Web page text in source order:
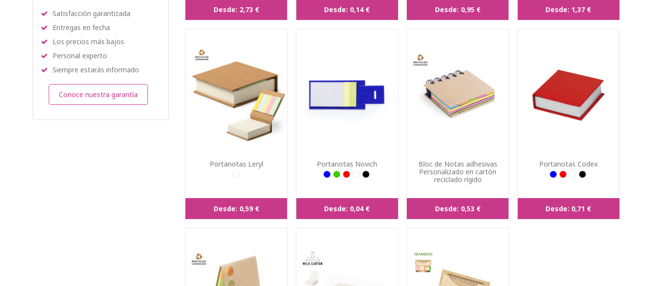
Desde: 2,73 € Desde: 0,14 € Desde: 0,95 € Desde: 1,37 €
Portanotas Leryl
Desde: 0,59 €
Portanotas Novich
Desde: 0,04 €
Bloc de Notas adhesivas
Personalizado en cartón
reciclado rígido
Desde: 0,53 €
Portanotas Codex
Desde: 0,71 €
Satisfacción garantizada
Entregas en fecha
Los precios más bajos
Personal experto
Siempre estarás informado
Conoce nuestra garantía